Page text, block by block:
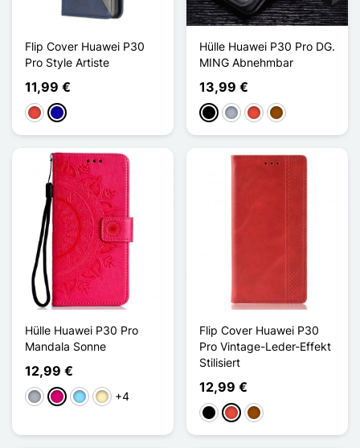
Flip Cover Huawei P30
Pro Style Artiste
11,99 €
Rot Dunkelblau
Hülle Huawei P30 Pro DG.
MING Abnehmbar
13,99 €
Schwarz
GrauRot Braun
Hülle Huawei P30 Pro
Mandala Sonne
12,99 €
GrauMagenta
HellblauGolden
+4
Flip Cover Huawei P30
Pro Vintage-Leder-Effekt
Stilisiert
12,99 €
Schwarz
Rot Braun